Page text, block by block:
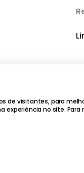
|
de visitantes, para
no site.